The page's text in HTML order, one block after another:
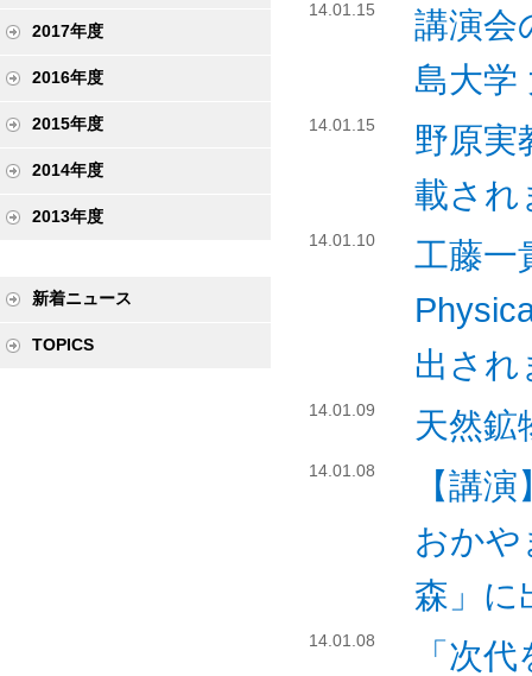
2017年度
2016年度
2015年度
2014年度
2013年度
新着ニュース
TOPICS
14.01.15
講演会
島大学
14.01.15
野原実
載され
14.01.10
工藤一
出され
14.01.09 天然鉱
14.01.08
【講
おかや
森」に
14.01.08
「次